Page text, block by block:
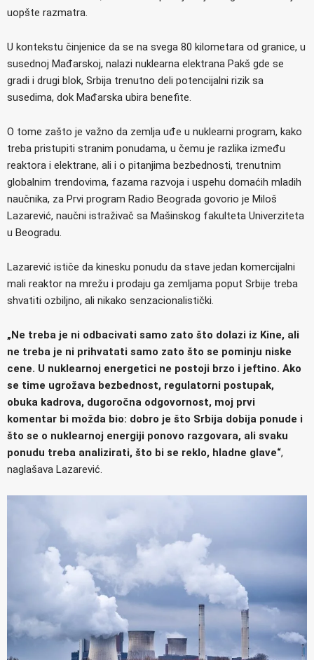
uopšte razmatra.
U kontekstu činjenice da se na svega 80 kilometara od granice, u
susednoj Mađarskoj, nalazi nuklearna elektrana Pakš gde se
gradi i drugi blok, Srbija trenutno deli potencijalni rizik sa
susedima, dok Mađarska ubira benefite.
O tome zašto je važno da zemlja uđe u nuklearni program, kako
treba pristupiti stranim ponudama, u čemu je razlika između
reaktora i elektrane, ali i o pitanjima bezbednosti, trenutnim
globalnim trendovima, fazama razvoja i uspehu domaćih mladih
naučnika, za Prvi program Radio Beograda govorio je Miloš
Lazarević, naučni istraživač sa Mašinskog fakulteta Univerziteta
u Beogradu.
Lazarević ističe da kinesku ponudu da stave jedan komercijalni
mali reaktor na mrežu i prodaju ga zemljama poput Srbije treba
shvatiti ozbiljno, ali nikako senzacionalistički.
„Ne treba je ni odbacivati samo zato što dolazi iz Kine, ali
ne treba je ni prihvatati samo zato što se pominju niske
cene. U nuklearnoj energetici ne postoji brzo i jeftino. Ako
se time ugrožava bezbednost, regulatorni postupak,
obuka kadrova, dugoročna odgovornost, moj prvi
komentar bi možda bio: dobro je što Srbija dobija ponude i
što se o nuklearnoj energiji ponovo razgovara, ali svaku
ponudu treba analizirati, što bi se reklo, hladne glave“,
naglašava Lazarević.